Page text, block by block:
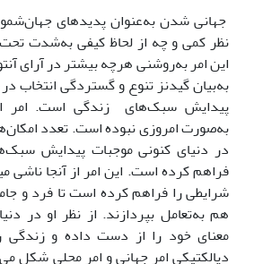
جهانی شدن به‌عنوان پدیده‏ای
نظر کمی و چه از لحاظ کیفی به‌شدت تحت
این امر به‌روشنی هرچه بیشتر در آرای
به‌بیان گیدنز تنوع و گستردگی انتخاب
پیدایش سبک‌های ‌زندگی است. امر
به‌صورت امروزی نبوده ‌است. تعدد
در دنیای کنونی موجبات پیدایش
فراهم کرده ‌است. این امر از آنجا ناشی
شرایطی را فراهم کرده ‌است تا فرد و
هم به‌تعامل بپردازند. از نظر او در
معنای خود را از دست داده و زندگی
دیالکتیکی امر جهانی و امر ‌محلی شکل